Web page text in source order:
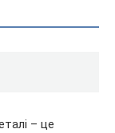
– це